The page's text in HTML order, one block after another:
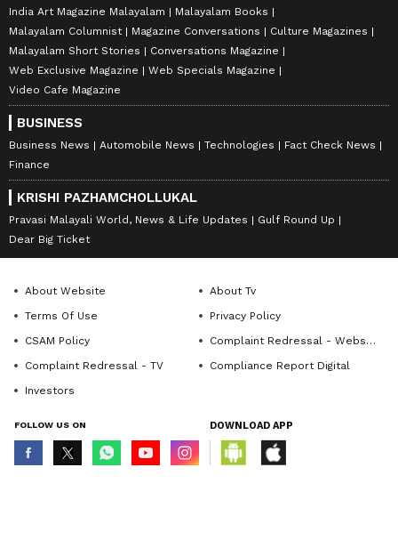
India Art Magazine Malayalam
Malayalam Books
Malayalam Columnist
Magazine Conversations
Culture Magazines
Malayalam Short Stories
Conversations Magazine
Web Exclusive Magazine
Web Specials Magazine
Video Cafe Magazine
BUSINESS
Business News Automobile News Technologies
Fact Check News
Finance
KRISHI PAZHAMCHOLLUKAL
Pravasi Malayali World, News & Life Updates
Gulf Round Up
Dear Big Ticket
About Website
About Tv
Terms Of Use
Privacy Policy
CSAM Policy
Complaint Redressal - Website
Complaint Redressal - TV
Compliance Report Digital
Investors
FOLLOW US ON DOWNLOAD APP